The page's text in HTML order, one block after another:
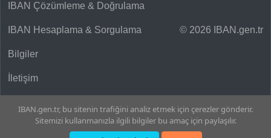
© 2026 IBAN.gen.tr
IBAN Çözümleme & Doğrulama
IBAN Hesaplama & Sorgulama
Bilgiler
İletişim
IBAN.gen.tr, bu sitenin trafiğini analiz etmek için çerezler gönderir.
Sitemizi kullanmanızla ilgili bilgiler bu amaç için paylaşılır.